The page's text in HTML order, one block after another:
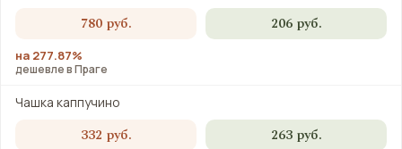
780 руб. 206 руб.
на 277.87%
дешевле в Праге
Чашка каппучино
332 руб. 263 руб.